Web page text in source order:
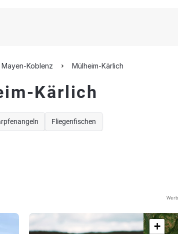
Koblenz Mülheim-Kärlich
Kärlich
Fliegenfischen
+